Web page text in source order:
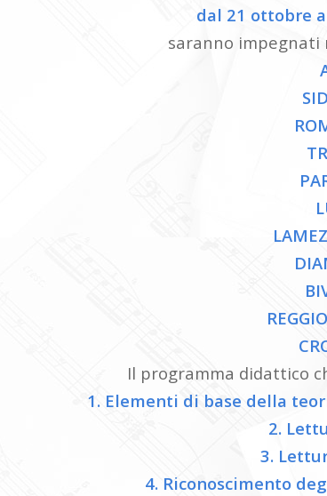
dal 21 ottobre
saranno impegnati
Il programma didattico
1. Elementi di base della
2.
3.
4. Riconoscimento